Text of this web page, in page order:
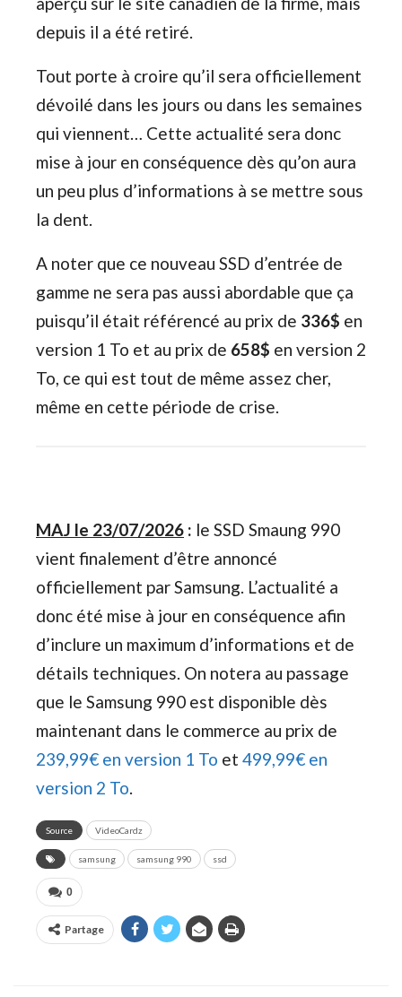
depuis il a été retiré.
Tout porte à croire qu’il sera officiellement
dévoilé dans les jours ou dans les semaines
qui viennent… Cette actualité sera donc
mise à jour en conséquence dès qu’on aura
un peu plus d’informations à se mettre sous
la dent.
A noter que ce nouveau SSD d’entrée de
gamme ne sera pas aussi abordable que ça
puisqu’il était référencé au prix de 336$ en
version 1 To et au prix de 658$ en version 2
To, ce qui est tout de même assez cher,
même en cette période de crise.
MAJ le 23/07/2026 : le SSD Smaung 990
vient finalement d’être annoncé
officiellement par Samsung. L’actualité a
donc été mise à jour en conséquence afin
d’inclure un maximum d’informations et de
détails techniques. On notera au passage
que le Samsung 990 est disponible dès
maintenant dans le commerce au prix de
239,99€ en version 1 To et 499,99€ en
version 2 To.
Source VideoCardz
samsung samsung 990 ssd
0
Partage